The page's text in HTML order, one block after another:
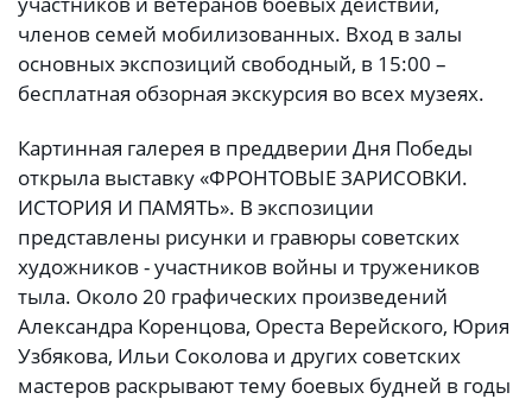
членов семей мобилизованных. Вход в залы
основных экспозиций свободный, в 15:00 –
бесплатная обзорная экскурсия во всех музеях.
Картинная галерея в преддверии Дня Победы
открыла выставку «ФРОНТОВЫЕ ЗАРИСОВКИ.
ИСТОРИЯ И ПАМЯТЬ». В экспозиции
представлены рисунки и гравюры советских
художников - участников войны и тружеников
тыла. Около 20 графических произведений
Александра Коренцова, Ореста Верейского, Юрия
Узбякова, Ильи Соколова и других советских
мастеров раскрывают тему боевых будней в годы